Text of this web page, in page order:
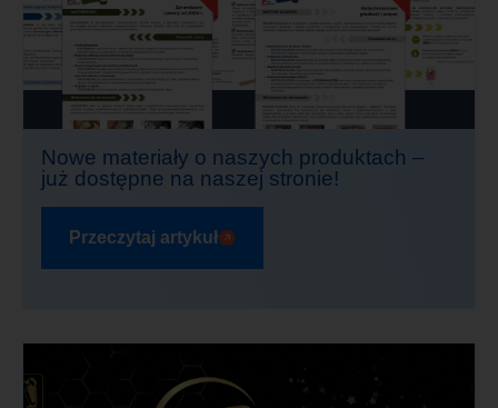
Nowe materiały o naszych produktach –
już dostępne na naszej stronie!
Przeczytaj artykuł